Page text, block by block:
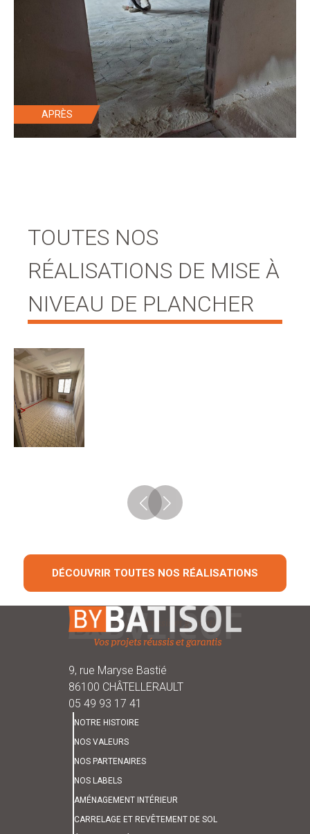
TOUTES NOS
RÉALISATIONS DE MISE À
NIVEAU DE PLANCHER
DÉCOUVRIR TOUTES NOS RÉALISATIONS
9, rue Maryse Bastié
86100 CHÂTELLERAULT
05 49 93 17 41
NOTRE HISTOIRE
NOS VALEURS
NOS PARTENAIRES
NOS LABELS
AMÉNAGEMENT INTÉRIEUR
CARRELAGE ET REVÊTEMENT DE SOL